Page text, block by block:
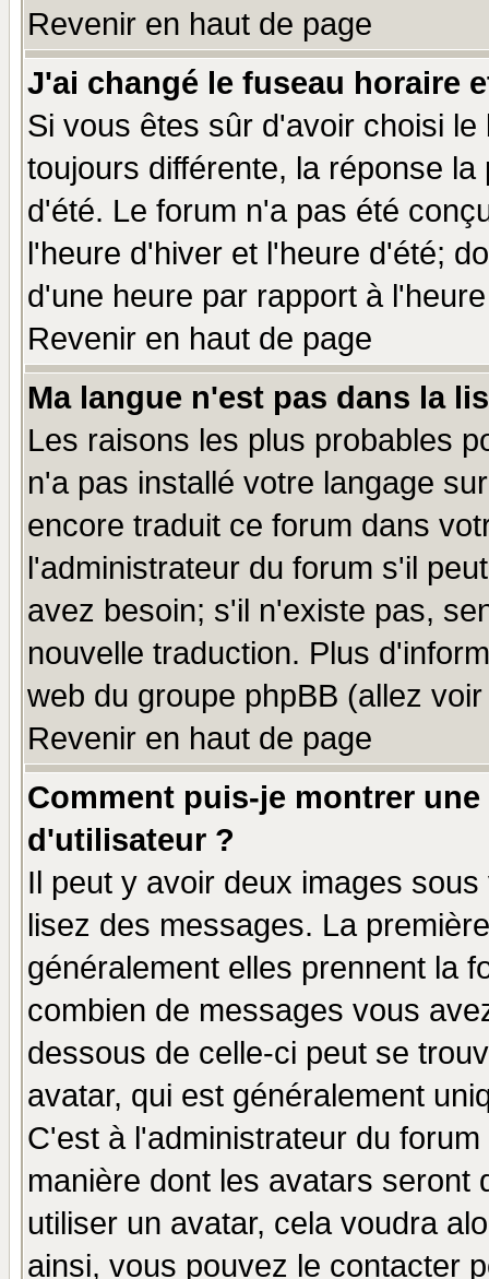
Revenir en haut de page
J'ai changé le fuseau horaire
Si vous êtes sûr d'avoir choisi
toujours différente, la réponse
d'été. Le forum n'a pas été
l'heure d'hiver et l'heure d'été;
d'une heure par rapport à
Revenir en haut de page
Ma langue n'est pas dans la
Les raisons les plus probables
n'a pas installé votre langage
encore traduit ce forum dans
l'administrateur du forum s'il
avez besoin; s'il n'existe pas,
nouvelle traduction. Plus
web du groupe phpBB (allez
Revenir en haut de page
Comment puis-je montrer
d'utilisateur ?
Il peut y avoir deux images
lisez des messages. La
généralement elles prennent la
combien de messages vous
dessous de celle-ci peut se
avatar, qui est généralement
C'est à l'administrateur du
manière dont les avatars seront
utiliser un avatar, cela voudra
ainsi, vous pouvez le contacter